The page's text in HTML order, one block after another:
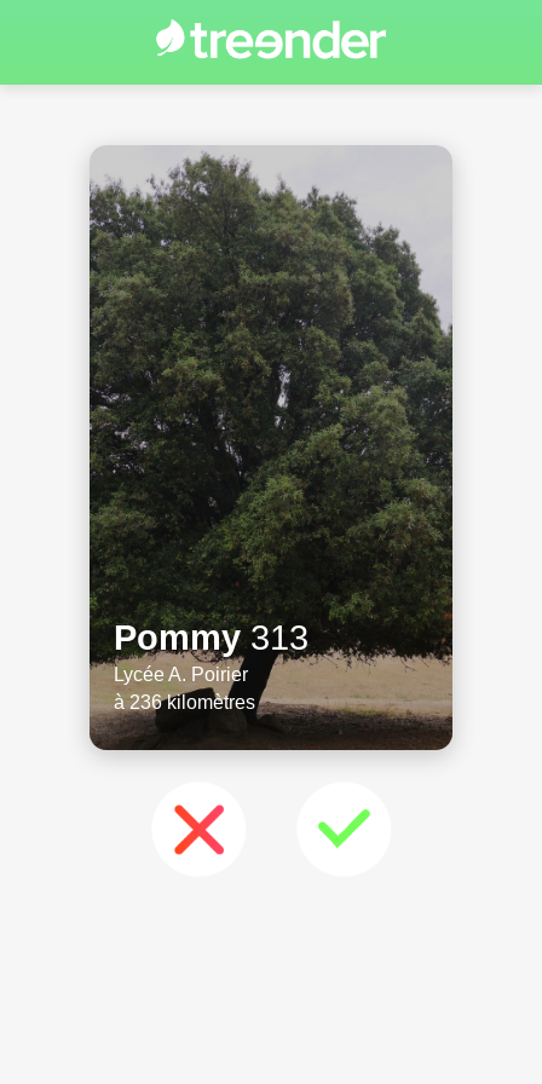
Pommy313
Lycée A. Poirier
à 236 kilomètres